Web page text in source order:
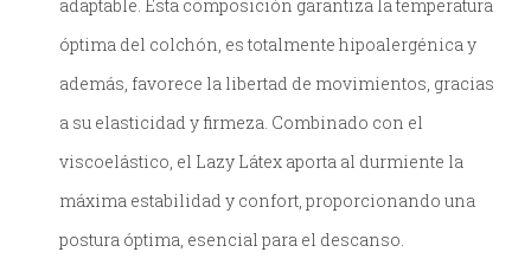
adaptable. Esta composición garantiza la temperatura
óptima del colchón, es totalmente hipoalergénica y
además, favorece la libertad de movimientos, gracias
a su elasticidad y firmeza. Combinado con el
viscoelástico, el Lazy Látex aporta al durmiente la
máxima estabilidad y confort, proporcionando una
postura óptima, esencial para el descanso.